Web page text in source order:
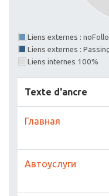
Liens externes :
Liens externes :
Liens internes 100%
Texte d'ancre
Главная
Автоуслуги